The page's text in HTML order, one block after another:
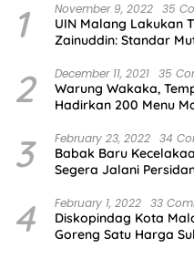
1 November 9, 2022 35
UIN Malang Lakukan
Zainuddin: Standar
2 December 11, 2021 35
Warung Wakaka,
Hadirkan 200 Menu
3 February 23, 2022 34
Babak Baru
Segera Jalani
4 February 1, 2022 33
Diskopindag Kota
Goreng Satu Harga